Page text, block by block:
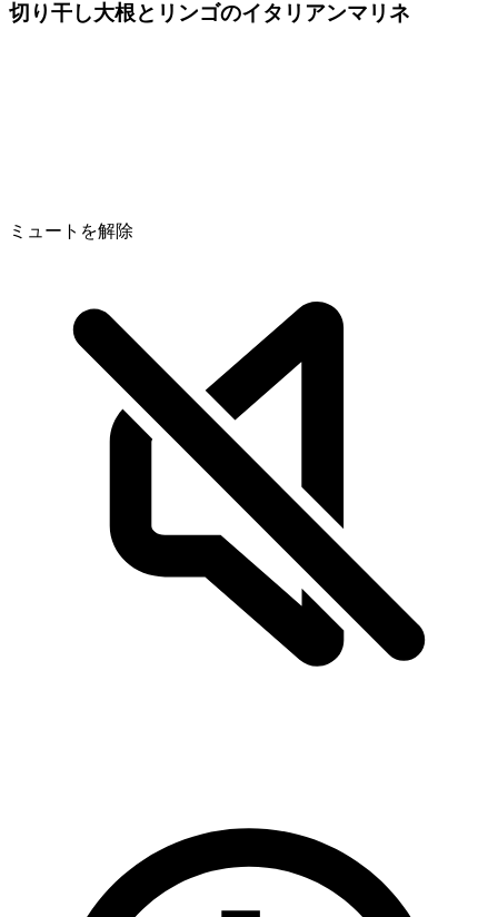
切り干し大根とリンゴのイタリアンマリネ
ミュートを解除